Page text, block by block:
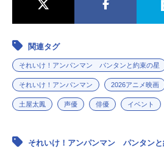
関連タグ
それいけ！アンパンマン パンタンと約束の星
それいけ！アンパンマン 2026アニメ映画
土屋太鳳 声優 俳優 イベント
それいけ！アンパンマン パンタンと